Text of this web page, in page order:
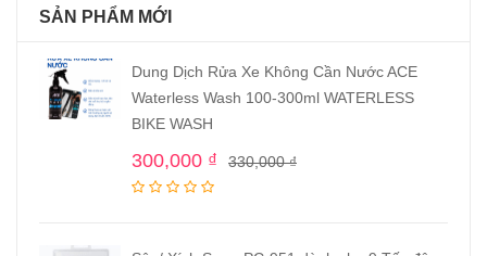
SẢN PHẨM MỚI
Dung Dịch Rửa Xe Không Cần Nước ACE
Waterless Wash 100-300ml WATERLESS
BIKE WASH
330,000₫
300,000 ₫